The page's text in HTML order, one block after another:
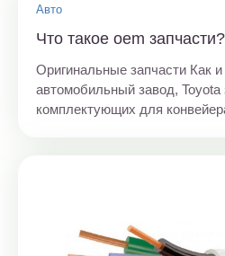
Авто
Что такое oem запчасти?
Оригинальные запчасти Как
автомобильный завод, Toyota
комплектующих для